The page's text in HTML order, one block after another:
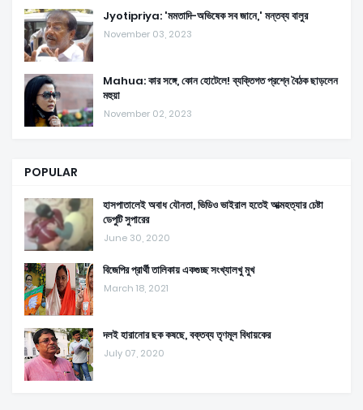
Jyotipriya: 'মমতাদি-অভিষেক সব জানে,' মন্তব্য বালুর
November 03, 2023
Mahua: কার সঙ্গে, কোন হোটেলে! ব্যক্তিগত প্রশ্নে বৈঠক ছাড়লেন
মহুয়া
November 02, 2023
POPULAR
হাসপাতালেই অবাধ যৌনতা, ভিডিও ভাইরাল হতেই আত্মহত্যার চেষ্টা
ডেপুটি সুপারের
June 30, 2020
বিজেপির প্রার্থী তালিকায় একগুচ্ছ সংখ্যালখু মুখ
March 18, 2021
দলই হারানোর ছক কষছে, বক্তব্য তৃণমূল বিধায়কের
July 07, 2020